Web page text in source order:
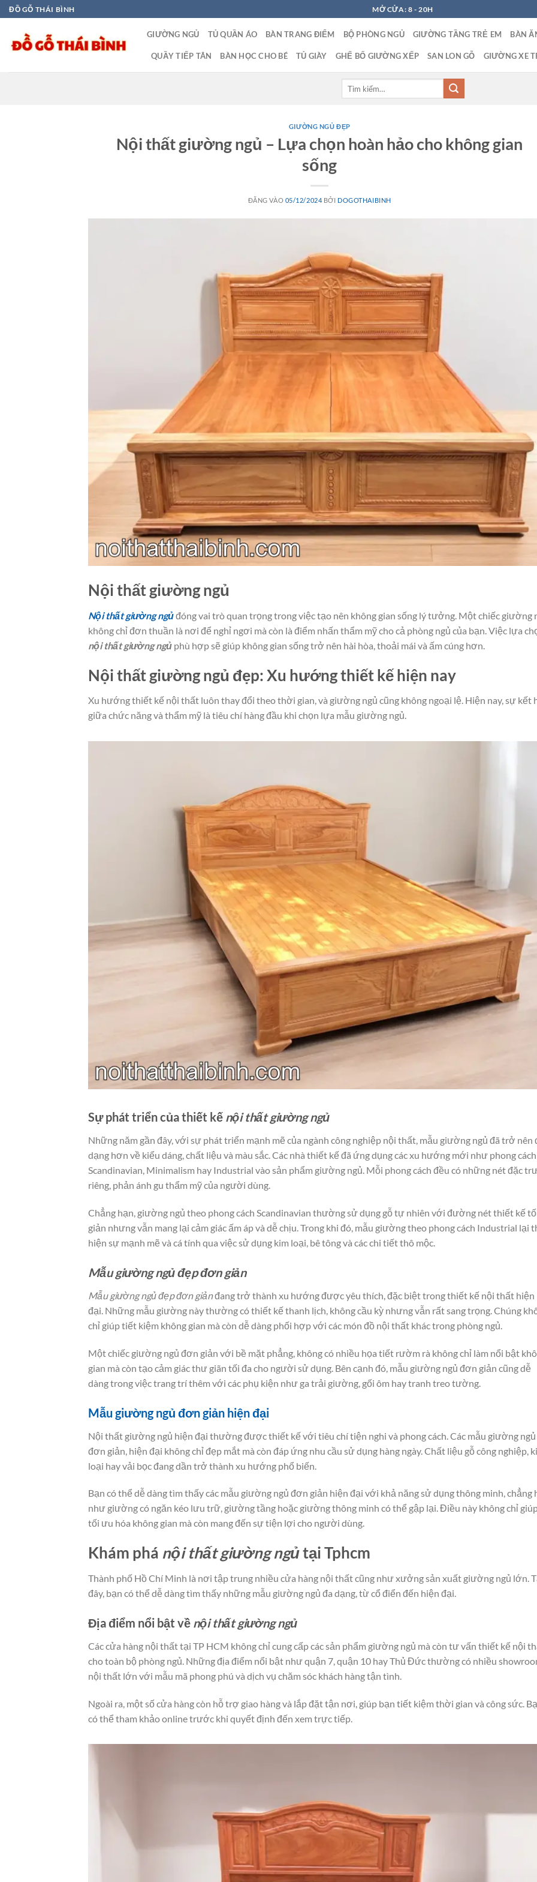
Bỏ
qua
dung
ĐỒ GỖ THÁI BÌNH MỞ CỬA: 8 - 20H
GIƯỜNG NGỦ TỦ QUẦN ÁO BÀN TRANG ĐIỂM BỘ PHÒNG NGỦ GIƯỜNG TẦNG TRẺ EM BÀN
QUẦY TIẾP TÂN BÀN HỌC CHO BÉ TỦ GIÀY GHẾ BỐ GIƯỜNG XẾP SAN LON GỖ GIƯỜNG XE
GIƯỜNG NGỦ ĐẸP
Nội thất giường ngủ – Lựa chọn hoàn hảo cho không gian
sống
ĐĂNG VÀO 05/12/2024 BỞI DOGOTHAIBINH
Nội thất giường ngủ
Nội thất giường ngủđóng vai trò quan trọng trong việc tạo nên không gian sống lý tưởng. Một chiếc giường
không chỉ đơn thuần là nơi để nghỉ ngơi mà còn là điểm nhấn thẩm mỹ cho cả phòng ngủ của bạn. Việc lựa
nội thất giường ngủ phù hợp sẽ giúp không gian sống trở nên hài hòa, thoải mái và ấm cúng hơn.
Nội thất giường ngủ đẹp: Xu hướng thiết kế hiện nay
Xu hướng thiết kế nội thất luôn thay đổi theo thời gian, và giường ngủ cũng không ngoại lệ. Hiện nay, sự kết
giữa chức năng và thẩm mỹ là tiêu chí hàng đầu khi chọn lựa mẫu giường ngủ.
Sự phát triển của thiết kế nội thất giường ngủ
Những năm gần đây, với sự phát triển mạnh mẽ của ngành công nghiệp nội thất, mẫu giường ngủ đã trở nên
dạng hơn về kiểu dáng, chất liệu và màu sắc. Các nhà thiết kế đã ứng dụng các xu hướng mới như phong cách
Scandinavian, Minimalism hay Industrial vào sản phẩm giường ngủ. Mỗi phong cách đều có những nét đặc
riêng, phản ánh gu thẩm mỹ của người dùng.
Chẳng hạn, giường ngủ theo phong cách Scandinavian thường sử dụng gỗ tự nhiên với đường nét thiết kế
giản nhưng vẫn mang lại cảm giác ấm áp và dễ chịu. Trong khi đó, mẫu giường theo phong cách Industrial lại
hiện sự mạnh mẽ và cá tính qua việc sử dụng kim loại, bê tông và các chi tiết thô mộc.
Mẫu giường ngủ đẹp đơn giản
Mẫu giường ngủ đẹp đơn giảnđang trở thành xu hướng được yêu thích, đặc biệt trong thiết kế nội thất hiện
đại. Những mẫu giường này thường có thiết kế thanh lịch, không cầu kỳ nhưng vẫn rất sang trọng. Chúng
chỉ giúp tiết kiệm không gian mà còn dễ dàng phối hợp với các món đồ nội thất khác trong phòng ngủ.
Một chiếc giường ngủ đơn giản với bề mặt phẳng, không có nhiều họa tiết rườm rà không chỉ làm nổi bật
gian mà còn tạo cảm giác thư giãn tối đa cho người sử dụng. Bên cạnh đó, mẫu giường ngủ đơn giản cũng dễ
dàng trong việc trang trí thêm với các phụ kiện như ga trải giường, gối ôm hay tranh treo tường.
Mẫu giường ngủ đơn giản hiện đại
Nội thất giường ngủ hiện đại thường được thiết kế với tiêu chí tiện nghi và phong cách. Các mẫu giường ngủ
đơn giản, hiện đại không chỉ đẹp mắt mà còn đáp ứng nhu cầu sử dụng hàng ngày. Chất liệu gỗ công nghiệp,
loại hay vải bọc đang dần trở thành xu hướng phổ biến.
Bạn có thể dễ dàng tìm thấy các mẫu giường ngủ đơn giản hiện đại với khả năng sử dụng thông minh, chẳng
như giường có ngăn kéo lưu trữ, giường tầng hoặc giường thông minh có thể gập lại. Điều này không chỉ
tối ưu hóa không gian mà còn mang đến sự tiện lợi cho người dùng.
Khám phá nội thất giường ngủtại Tphcm
Thành phố Hồ Chí Minh là nơi tập trung nhiều cửa hàng nội thất cũng như xưởng sản xuất giường ngủ lớn.
đây, bạn có thể dễ dàng tìm thấy những mẫu giường ngủ đa dạng, từ cổ điển đến hiện đại.
Địa điểm nổi bật về nội thất giường ngủ
Các cửa hàng nội thất tại TP HCM không chỉ cung cấp các sản phẩm giường ngủ mà còn tư vấn thiết kế nội
cho toàn bộ phòng ngủ. Những địa điểm nổi bật như quận 7, quận 10 hay Thủ Đức thường có nhiều
nội thất lớn với mẫu mã phong phú và dịch vụ chăm sóc khách hàng tận tình.
Ngoài ra, một số cửa hàng còn hỗ trợ giao hàng và lắp đặt tận nơi, giúp bạn tiết kiệm thời gian và công sức.
có thể tham khảo online trước khi quyết định đến xem trực tiếp.